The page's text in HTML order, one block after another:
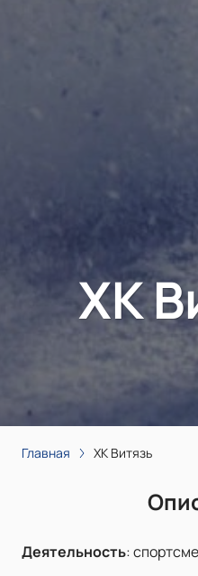
ХК
Главная ХК Витязь
Деятельность: